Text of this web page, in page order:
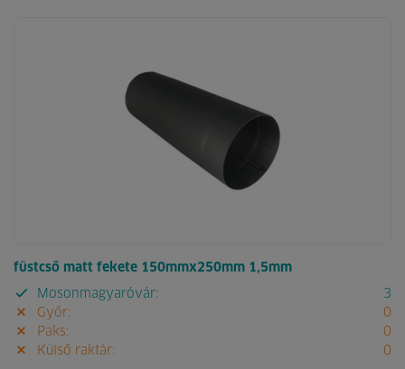
füstcső matt fekete 150mmx250mm 1,5mm
Mosonmagyaróvár:
3
Győr:
0
Paks:
0
Külső raktár:
0